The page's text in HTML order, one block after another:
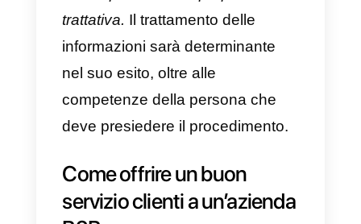
C’è anche un altro fattore di
grande influenza:
all’ingrosso. Produrre grandi
quantità consente di risparmiare
sui costi e quindi anche le
di grandi quantità tendono ad